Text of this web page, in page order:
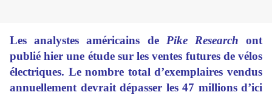
Les analystes américains de Pike Research
ont
publié hier une étude sur les ventes futures de vélos
électriques. Le nombre total d’exemplaires vendus
annuellement devrait dépasser les 47 millions d’ici